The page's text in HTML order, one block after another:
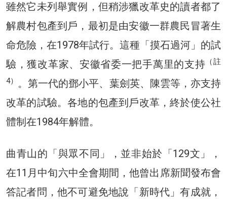
雖然它未列舉實例，但稍涉獵改革史的讀者都了
解農村包產到戶，最初是由安徽一群農民冒著生
命危險，在1978年試行。這種「摸石過河」的試
驗，獲改革家、安徽省委一把手萬里的支持 （註
4）
。第一代的鄧小平、葉劍英、陳雲等，亦支持
改革的試驗。各地的包產到戶改革，終於使公社
體制在1984年解體。
曲青山的「與眾不同」，並非始於「129文」，
在11月中旬六中全會期間，他曾出席新聞發布會
答記者問，他不可避免地說「新時代」有成就，